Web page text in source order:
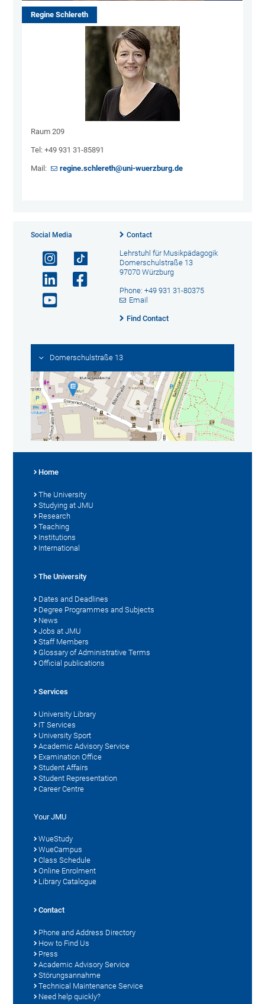
Regine Schlereth
Raum 209
Tel: +49 931 31-85891
Mail: regine.schlereth@uni-wuerzburg.de
Social Media Contact
Lehrstuhl für Musikpädagogik
Domerschulstraße 13
97070 Würzburg
Phone: +49 931 31-80375
Email
Find Contact
Domerschulstraße 13
Home
The University
Studying at JMU
Research
Teaching
Institutions
International
The University
Dates and Deadlines
Degree Programmes and Subjects
News
Jobs at JMU
Staff Members
Glossary of Administrative Terms
Official publications
Services
University Library
IT Services
University Sport
Academic Advisory Service
Examination Office
Student Affairs
Student Representation
Career Centre
Your JMU
WueStudy
WueCampus
Class Schedule
Online Enrolment
Library Catalogue
Contact
Phone and Address Directory
How to Find Us
Press
Academic Advisory Service
Störungsannahme
Technical Maintenance Service
Need help quickly?